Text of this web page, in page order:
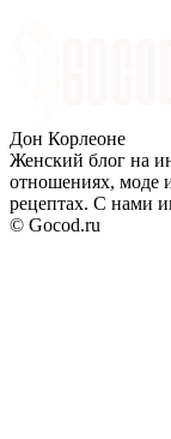
Дон Корлеоне
Женский блог на
отношениях, моде
рецептах. С нами
© Gocod.ru